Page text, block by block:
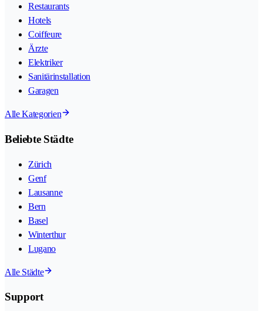
Restaurants
Hotels
Coiffeure
Ärzte
Elektriker
Sanitärinstallation
Garagen
Alle Kategorien
Beliebte Städte
Zürich
Genf
Lausanne
Bern
Basel
Winterthur
Lugano
Alle Städte
Support